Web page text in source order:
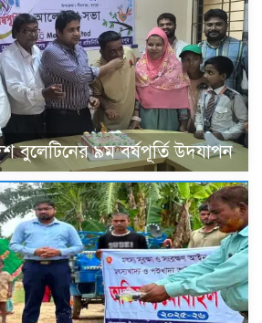
বুলেটিনের ৯ম বর্ষপূর্তি উদযাপন